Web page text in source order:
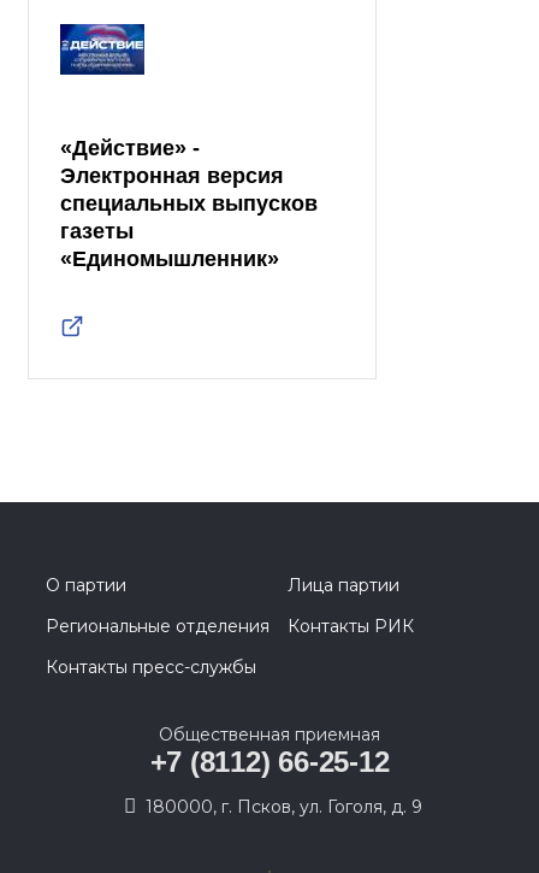
«Действие» -
Электронная версия
специальных выпусков
газеты
«Единомышленник»
О партии
Лица партии
Региональные отделения
Контакты РИК
Контакты пресс-службы
Общественная приемная
+7 (8112) 66-25-12
180000, г. Псков, ул. Гоголя, д. 9